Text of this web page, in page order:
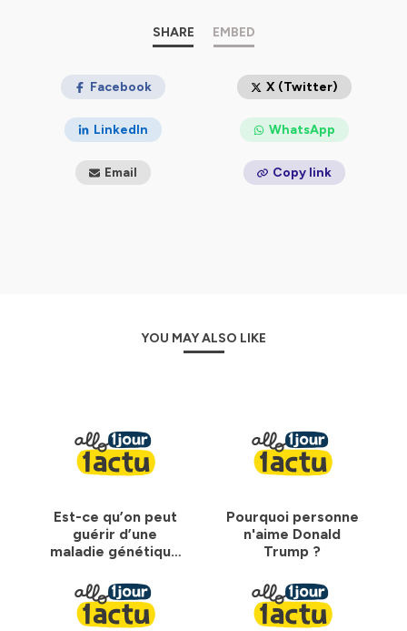
SHARE EMBED
Facebook X (Twitter)
LinkedIn WhatsApp
Email Copy link
YOU MAY ALSO LIKE
Est-ce qu’on peut
guérir d’une
maladie génétique
Pourquoi personne
n'aime Donald
Trump ?